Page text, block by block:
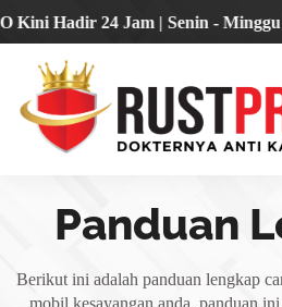
Hadir 24 Jam | Senin - Minggu 🔴
Panduan
Berikut ini adalah panduan lengkap